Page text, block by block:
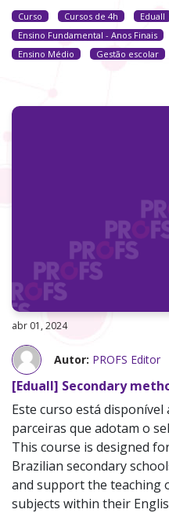
Curso Cursos de 4h Eduall
Ensino Fundamental - Anos Finais
Ensino Médio
Gestão escolar
abr 01, 2024
Autor: PROFS Editor
[Eduall] Secondary
Este curso está disponível
parceiras que adotam o
This course is designed
Brazilian secondary
and support the teaching
subjects within their